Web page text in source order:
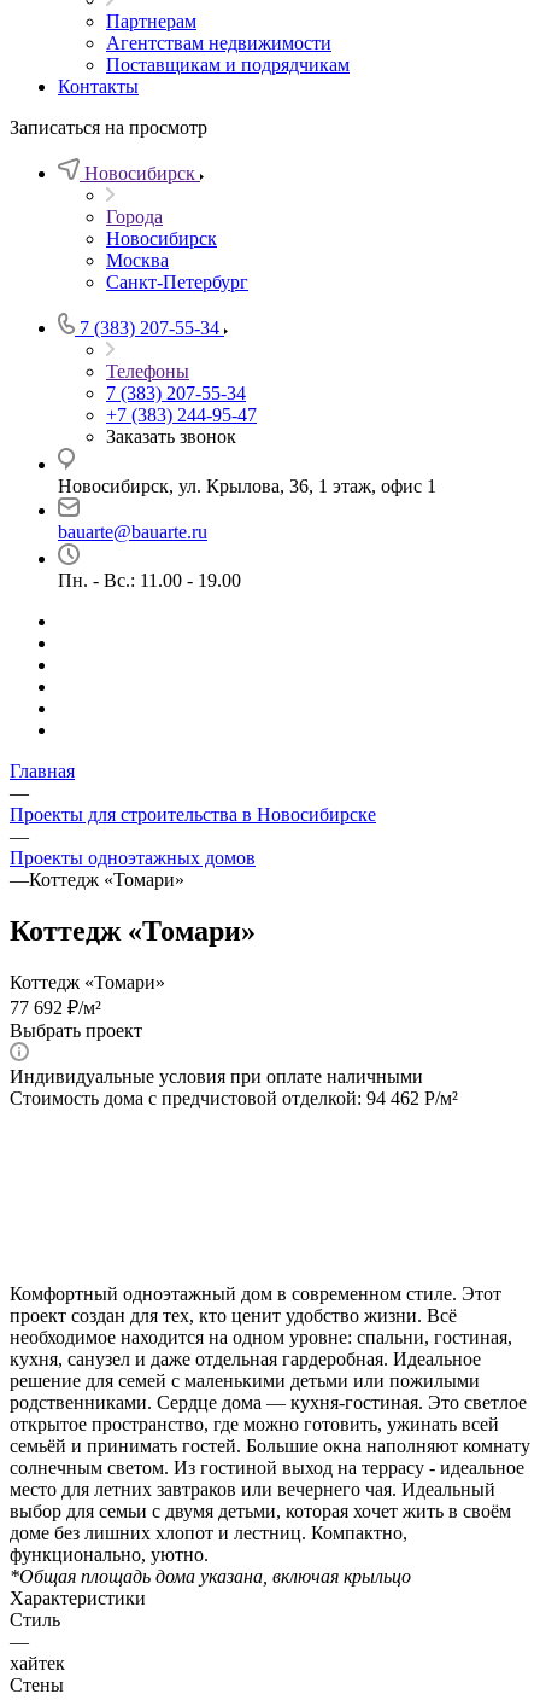
Партнерам
Агентствам недвижимости
Поставщикам и подрядчикам
Контакты
Записаться на просмотр
Новосибирск
Города
Новосибирск
Москва
Санкт-Петербург
7 (383) 207-55-34
Телефоны
7 (383) 207-55-34
+7 (383) 244-95-47
Заказать звонок
Новосибирск, ул. Крылова, 36, 1 этаж, офис 1
bauarte@bauarte.ru
Пн. - Вс.: 11.00 - 19.00
Главная
—
Проекты для строительства в Новосибирске
—
Проекты одноэтажных домов
—Коттедж «Томари»
Коттедж «Томари»
Коттедж «Томари»
77 692 ₽/м²
Выбрать проект
Индивидуальные условия при оплате наличными
Стоимость дома с предчистовой отделкой: 94 462 Р/м²
Комфортный одноэтажный дом в современном стиле. Этот
проект создан для тех, кто ценит удобство жизни. Всё
необходимое находится на одном уровне: спальни, гостиная,
кухня, санузел и даже отдельная гардеробная. Идеальное
решение для семей с маленькими детьми или пожилыми
родственниками. Сердце дома — кухня-гостиная. Это светлое
открытое пространство, где можно готовить, ужинать всей
семьёй и принимать гостей. Большие окна наполняют комнату
солнечным светом. Из гостиной выход на террасу - идеальное
место для летних завтраков или вечернего чая. Идеальный
выбор для семьи с двумя детьми, которая хочет жить в своём
доме без лишних хлопот и лестниц. Компактно,
функционально, уютно.
*Общая площадь дома указана, включая крыльцо
Характеристики
Стиль
—
хайтек
Стены